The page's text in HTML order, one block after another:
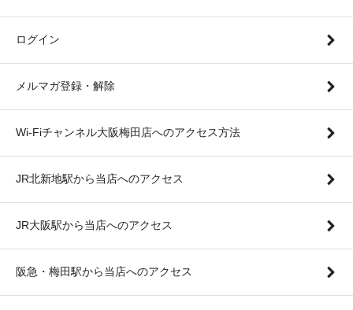
ログイン
メルマガ登録・解除
Wi-Fiチャンネル大阪梅田店へのアクセス方法
JR北新地駅から当店へのアクセス
JR大阪駅から当店へのアクセス
阪急・梅田駅から当店へのアクセス